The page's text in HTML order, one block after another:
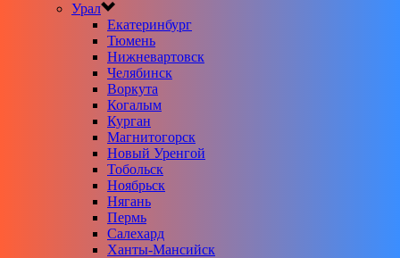
Урал
Екатеринбург
Тюмень
Нижневартовск
Челябинск
Воркута
Когалым
Курган
Магнитогорск
Новый Уренгой
Тобольск
Ноябрьск
Нягань
Пермь
Салехард
Ханты-Мансийск